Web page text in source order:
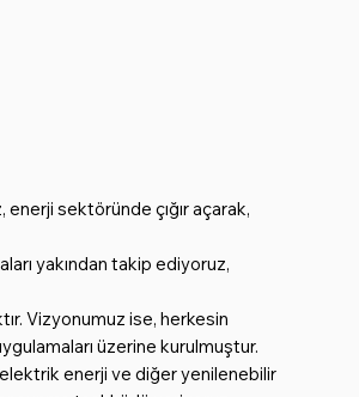
sektöründe çığır açarak,
yakından takip ediyoruz,
Vizyonumuz ise, herkesin
üzerine kurulmuştur.
enerji ve diğer yenilenebilir